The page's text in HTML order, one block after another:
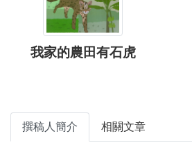
我家的農田有石虎
撰稿人簡介 相關文章